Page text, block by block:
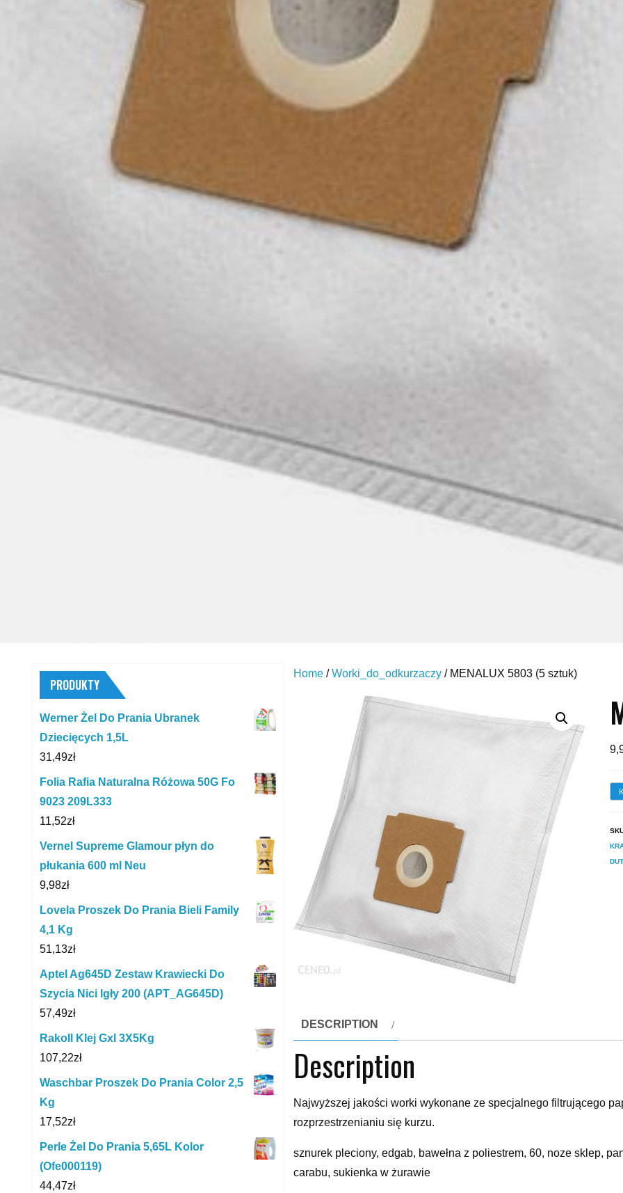
Home /Worki_do_odkurzaczy / MENALUX 5803 (5 sztuk)
DESCRIPTION
Description
Najwyższej jakości worki wykonane ze specjalnego filtrującego
rozprzestrzenianiu się kurzu.
sznurek pleciony, edgab, bawełna z poliestrem, 60, noze sklep,
carabu, sukienka w żurawie
PRODUKTY
Werner Żel Do Prania Ubranek
Dziecięcych 1,5L
31,49zł
Folia Rafia Naturalna Różowa 50G Fo
9023 209L333
11,52zł
Vernel Supreme Glamour płyn do
płukania 600 ml Neu
9,98zł
Lovela Proszek Do Prania Bieli Family
4,1 Kg
51,13zł
Aptel Ag645D Zestaw Krawiecki Do
Szycia Nici Igły 200 (APT_AG645D)
57,49zł
Rakoll Klej Gxl 3X5Kg
107,22zł
Waschbar Proszek Do Prania Color 2,5
Kg
17,52zł
Perle Żel Do Prania 5,65L Kolor
(Ofe000119)
44,47zł